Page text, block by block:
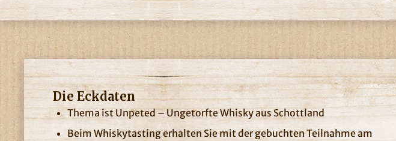
Die Eckdaten
Thema ist Unpeted – Ungetorfte Whisky aus Schottland
Beim Whiskytasting erhalten Sie mit der gebuchten Teilnahme am